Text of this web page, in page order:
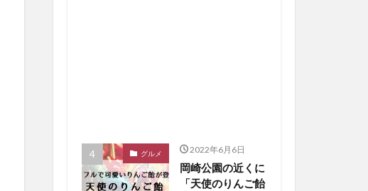
グルメ 2022年6月6日
岡崎公園の近くに
「天使のりんご飴